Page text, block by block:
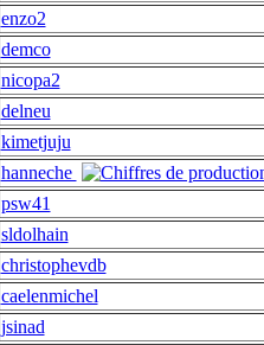
enzo2
demco
nicopa2
delneu
kimetjuju
hanneche
psw41
sldolhain
christophevdb
caelenmichel
jsinad